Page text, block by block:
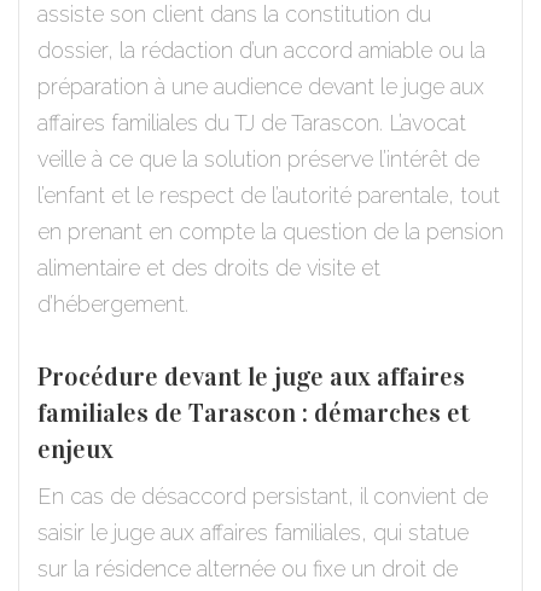
assiste son client dans la constitution du
dossier, la rédaction d’un accord amiable ou la
préparation à une audience devant le juge aux
affaires familiales du TJ de Tarascon. L’avocat
veille à ce que la solution préserve l’intérêt de
l’enfant et le respect de l’autorité parentale, tout
en prenant en compte la question de la pension
alimentaire et des droits de visite et
d’hébergement.
Procédure devant le juge aux affaires
familiales de Tarascon : démarches et
enjeux
En cas de désaccord persistant, il convient de
saisir le juge aux affaires familiales, qui statue
sur la résidence alternée ou fixe un droit de